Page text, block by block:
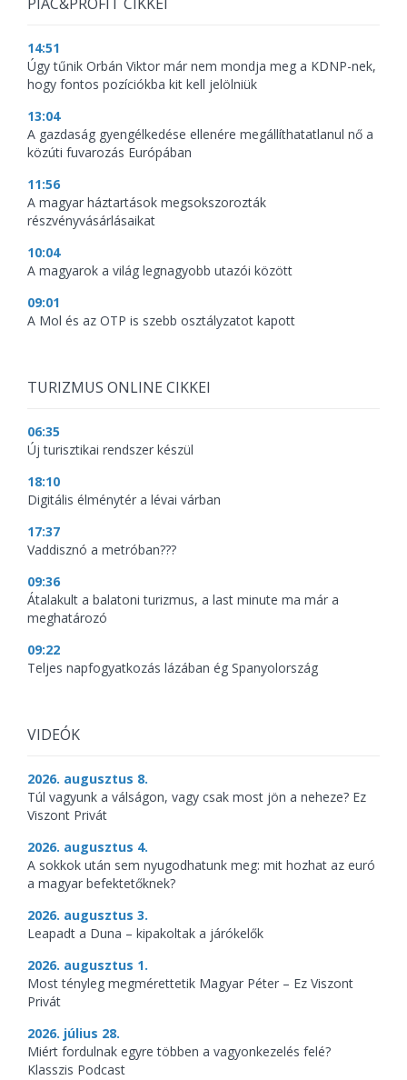
14:51
Úgy tűnik Orbán Viktor már nem mondja meg a KDNP-nek,
hogy fontos pozíciókba kit kell jelölniük
13:04
A gazdaság gyengélkedése ellenére megállíthatatlanul nő a
közúti fuvarozás Európában
11:56
A magyar háztartások megsokszorozták
részvényvásárlásaikat
10:04
A magyarok a világ legnagyobb utazói között
09:01
A Mol és az OTP is szebb osztályzatot kapott
TURIZMUS ONLINE CIKKEI
06:35
Új turisztikai rendszer készül
18:10
Digitális élménytér a lévai várban
17:37
Vaddisznó a metróban???
09:36
Átalakult a balatoni turizmus, a last minute ma már a
meghatározó
09:22
Teljes napfogyatkozás lázában ég Spanyolország
VIDEÓK
2026. augusztus 8.
Túl vagyunk a válságon, vagy csak most jön a neheze? Ez
Viszont Privát
2026. augusztus 4.
A sokkok után sem nyugodhatunk meg: mit hozhat az euró
a magyar befektetőknek?
2026. augusztus 3.
Leapadt a Duna – kipakoltak a járókelők
2026. augusztus 1.
Most tényleg megmérettetik Magyar Péter – Ez Viszont
Privát
2026. július 28.
Miért fordulnak egyre többen a vagyonkezelés felé?
Klasszis Podcast